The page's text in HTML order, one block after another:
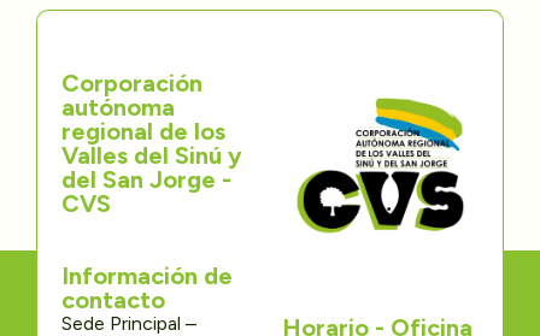
Participa
Trámites y Servicios
Contáctenos
Corporación
autónoma
regional de los
Valles del Sinú y
del San Jorge -
CVS
Información de
contacto
Sede Principal –
Horario - Oficina